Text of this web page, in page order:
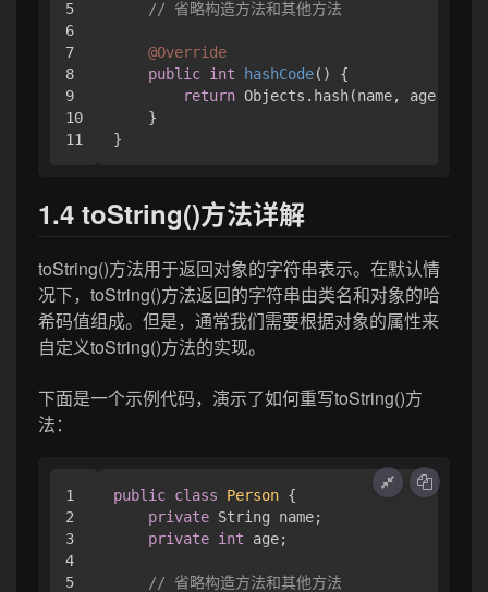
5
6
7
8
9
10
// 省略构造方法和其他方法
@Override
public int hashCode()
{
return Objects.hash(name, age);
    }
1.4 toString()方法详解
toString()方法用于返回对象的字符串表示。在默认情
况下，toString()方法返回的字符串由类名和对象的哈
希码值组成。但是，通常我们需要根据对象的属性来
自定义toString()方法的实现。
下面是一个示例代码，演示了如何重写toString()方
法：
1
2
3
4
5
public class Person {
private String name;
private int age;
// 省略构造方法和其他方法